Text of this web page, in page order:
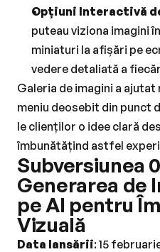
Opțiuni Interactivă
puteau viziona imagini
miniaturi la afișări pe
vedere detaliată a
Galeria de imagini a
meniu deosebit din punct
le clienților o idee clară
îmbunătățind astfel
Subversiunea
Generarea de
pe AI pentru
Vizuală
Data lansării: 15